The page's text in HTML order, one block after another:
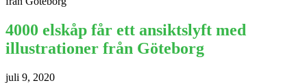
4000 elskåp får ett ansiktslyft med
illustrationer från Göteborg
juli 9, 2020